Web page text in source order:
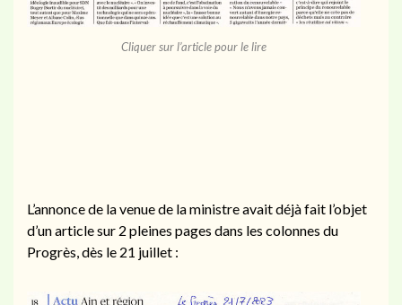
Cliquer sur l’article pour le lire
L’annonce de la venue de la ministre avait déjà fait l’objet
d’un article sur 2 pleines pages dans les colonnes du
Progrès, dès le 21 juillet :